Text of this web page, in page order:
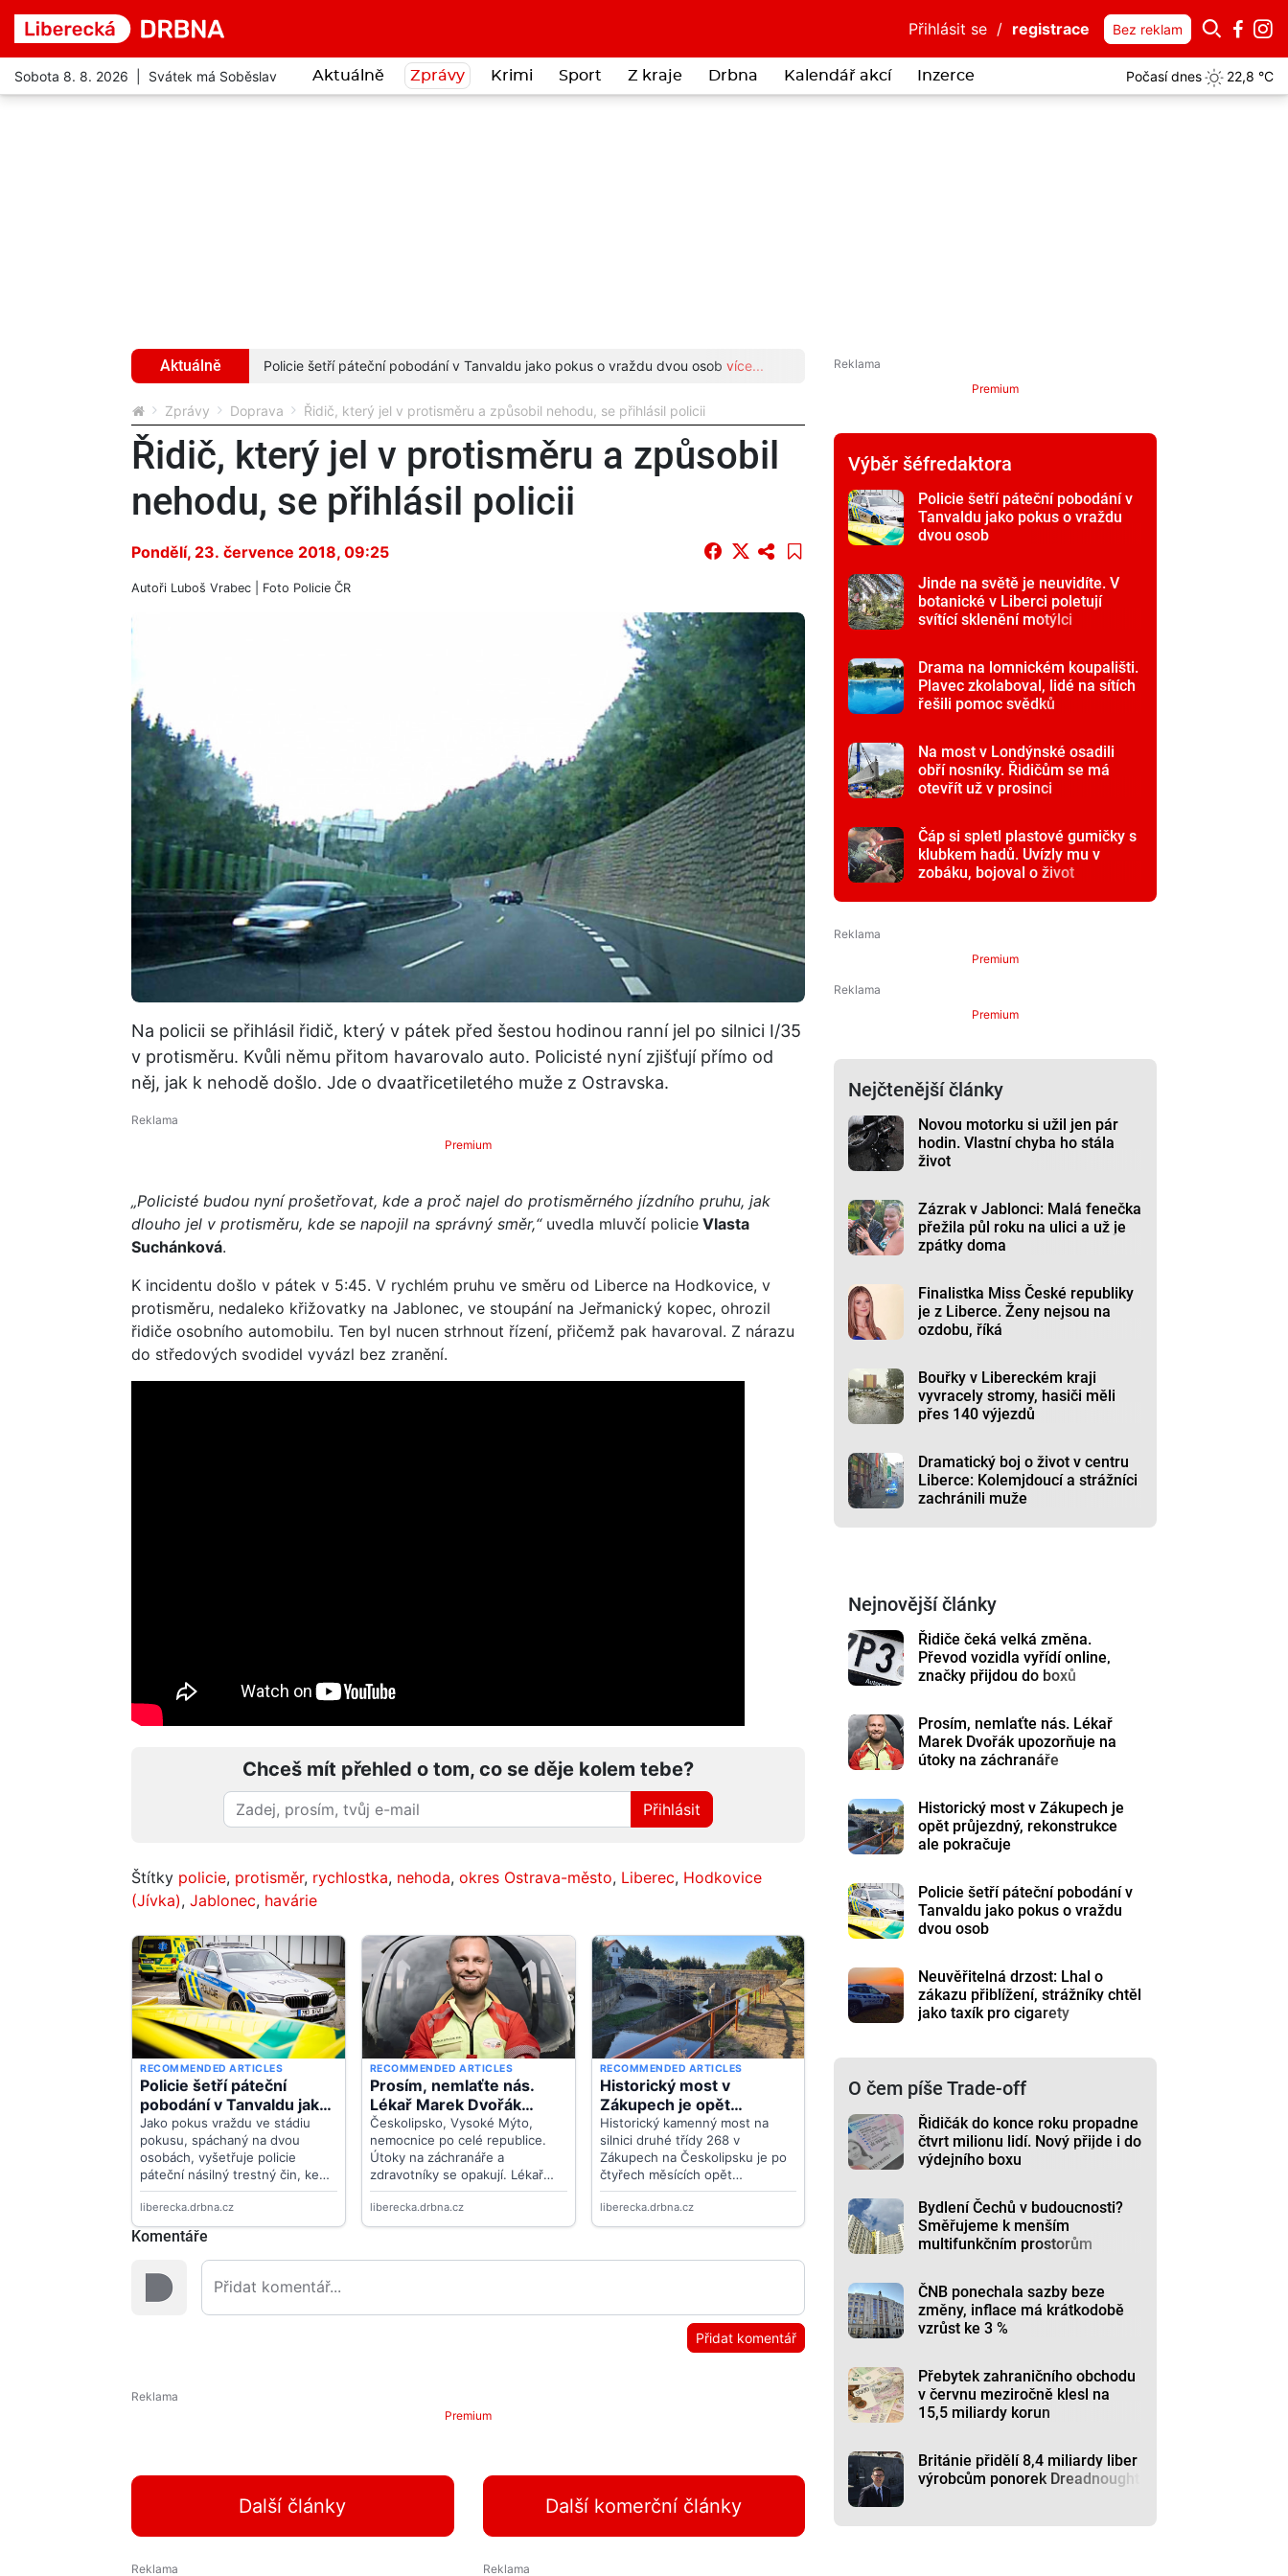
Přihlásit se / registrace Bez reklam
Sobota 8. 8. 2026 | Svátek má Soběslav Aktuálně Zprávy Krimi Sport Z kraje Drbna Kalendář akcí Inzerce Počasí dnes 22,8 °C
Aktuálně
více... Policie šetří páteční pobodání v Tanvaldu jako pokus o vraždu dvou osobvíce... Neuvěřitelná drzost: Lhal o zákazu přiblížení, strážníky chtěl jako taxík
Zprávy Doprava Řidič, který jel v protisměru a způsobil nehodu, se přihlásil policii
Řidič, který jel v protisměru a způsobil
nehodu, se přihlásil policii
Pondělí, 23. července 2018, 09:25
Autoři Luboš Vrabec | Foto Policie ČR
Na policii se přihlásil řidič, který v pátek před šestou hodinou ranní jel po silnici I/35
v protisměru. Kvůli němu přitom havarovalo auto. Policisté nyní zjišťují přímo od
něj, jak k nehodě došlo. Jde o dvaatřicetiletého muže z Ostravska.
Premium
„Policisté budou nyní prošetřovat, kde a proč najel do protisměrného jízdního pruhu, jak
dlouho jel v protisměru, kde se napojil na správný směr,“uvedla mluvčí policie Vlasta
Suchánková.
K incidentu došlo v pátek v 5:45. V rychlém pruhu ve směru od Liberce na Hodkovice, v
protisměru, nedaleko křižovatky na Jablonec, ve stoupání na Jeřmanický kopec, ohrozil
řidiče osobního automobilu. Ten byl nucen strhnout řízení, přičemž pak havaroval. Z nárazu
do středových svodidel vyvázl bez zranění.
Chceš mít přehled o tom, co se děje kolem tebe?
Přihlásit
Štítky policie, protisměr, rychlostka, nehoda, okres Ostrava-město, Liberec, Hodkovice
(Jívka), Jablonec, havárie
Komentáře
Přidat komentář
Premium
Další články Další komerční články
Premium
Výběr šéfredaktora
Policie šetří páteční pobodání v
Tanvaldu jako pokus o vraždu
dvou osob
Jinde na světě je neuvidíte. V
botanické v Liberci poletují
svítící sklenění motýlci
Drama na lomnickém koupališti.
Plavec zkolaboval, lidé na sítích
řešili pomoc svědků
Na most v Londýnské osadili
obří nosníky. Řidičům se má
otevřít už v prosinci
Čáp si spletl plastové gumičky s
klubkem hadů. Uvízly mu v
zobáku, bojoval o život
Premium
Premium
Nejčtenější články
Novou motorku si užil jen pár
hodin. Vlastní chyba ho stála
život
Zázrak v Jablonci: Malá fenečka
přežila půl roku na ulici a už je
zpátky doma
Finalistka Miss České republiky
je z Liberce. Ženy nejsou na
ozdobu, říká
Bouřky v Libereckém kraji
vyvracely stromy, hasiči měli
přes 140 výjezdů
Dramatický boj o život v centru
Liberce: Kolemjdoucí a strážníci
zachránili muže
Nejnovější články
Řidiče čeká velká změna.
Převod vozidla vyřídí online,
značky přijdou do boxů
Prosím, nemlaťte nás. Lékař
Marek Dvořák upozorňuje na
útoky na záchranáře
Historický most v Zákupech je
opět průjezdný, rekonstrukce
ale pokračuje
Policie šetří páteční pobodání v
Tanvaldu jako pokus o vraždu
dvou osob
Neuvěřitelná drzost: Lhal o
zákazu přiblížení, strážníky chtěl
jako taxík pro cigarety
O čem píše Trade-off
Řidičák do konce roku propadne
čtvrt milionu lidí. Nový přijde i do
výdejního boxu
Bydlení Čechů v budoucnosti?
Směřujeme k menším
multifunkčním prostorům
ČNB ponechala sazby beze
změny, inflace má krátkodobě
vzrůst ke 3 %
Přebytek zahraničního obchodu
v červnu meziročně klesl na
15,5 miliardy korun
Británie přidělí 8,4 miliardy liber
výrobcům ponorek Dreadnought